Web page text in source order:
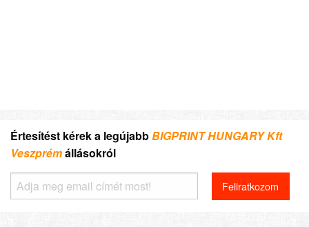
Értesítést kérek a legújabbBIGPRINT HUNGARY Kft
Veszprémállásokról